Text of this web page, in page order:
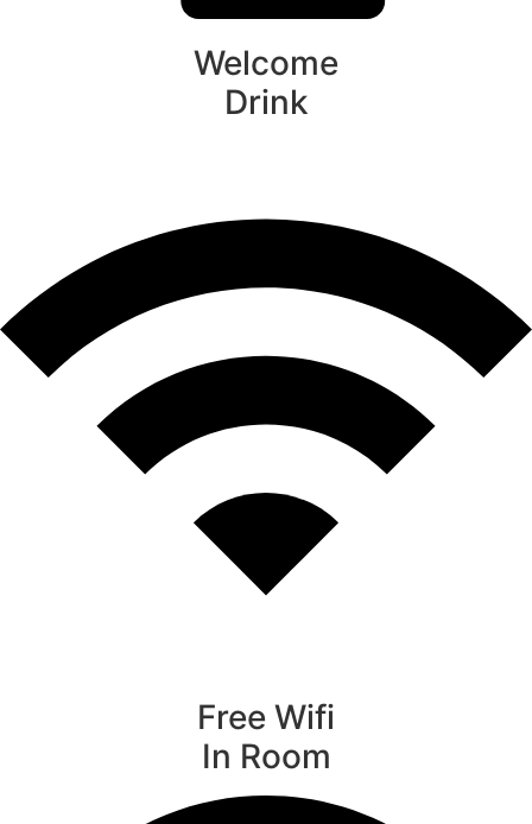
Welcome
Drink
Free Wifi
In Room